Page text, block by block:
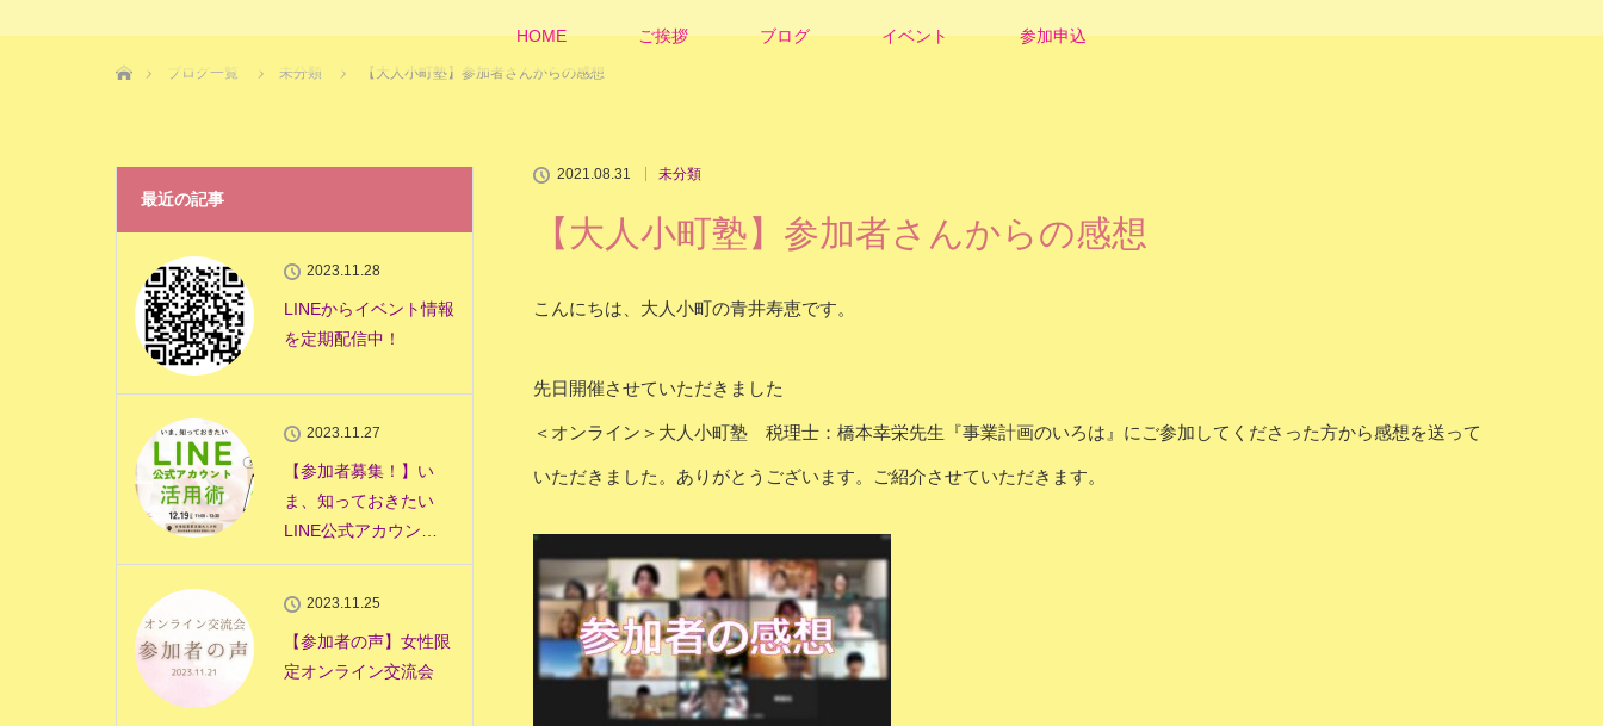
HOME ご挨拶 ブログ イベント 参加申込
ブログ一覧
未分類 【大人小町塾】参加者さんからの感想
2021.08.31 未分類
【大人小町塾】参加者さんからの感想
こんにちは、大人小町の青井寿恵です。
先日開催させていただきました
＜オンライン＞大人小町塾 税理士：橋本幸栄先生『事業計画のいろは』にご参加してくださった方から感想を送って
いただきました。ありがとうございます。ご紹介させていただきます。
最近の記事
2023.11.28
LINEからイベント情報
を定期配信中！
2023.11.27
【参加者募集！】い
ま、知っておきたい
LINE公式アカウン…
2023.11.25
【参加者の声】女性限
定オンライン交流会